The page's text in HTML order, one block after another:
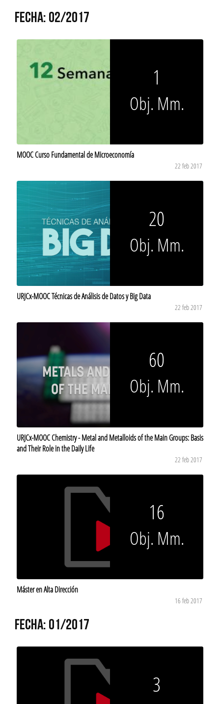
FECHA: 02/2017
1
Obj. Mm.
MOOC Curso Fundamental de Microeconomía
22 feb 2017
20
Obj. Mm.
URJCx-MOOC Técnicas de Análisis de Datos y Big Data
22 feb 2017
60
Obj. Mm.
URJCx-MOOC Chemistry - Metal and Metalloids of the Main Groups: Basis
and Their Role in the Daily Life
22 feb 2017
16
Obj. Mm.
Máster en Alta Dirección
16 feb 2017
FECHA: 01/2017
3